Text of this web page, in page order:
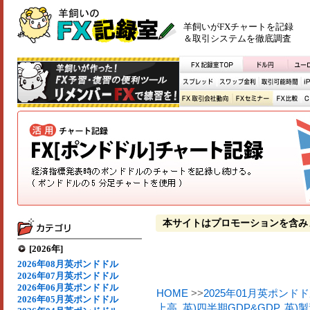
羊飼いがFXチャートを記録
＆取引システムを徹底調査
[2026年]
2026年08月英ポンドドル
2026年07月英ポンドドル
2026年06月英ポンドドル
2026年05月英ポンドドル
本サイトはプロモーションを含み
HOME >>2025年01月英ポンド
上高 英)四半期GDP&GDP, 英)